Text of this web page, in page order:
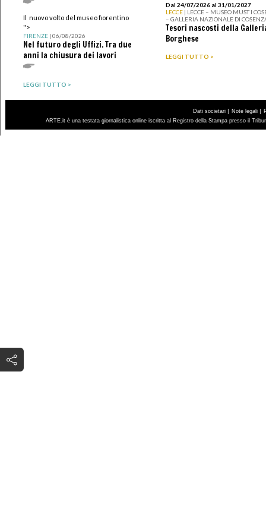
Il nuovo volto del museo fiorentino
">
FIRENZE| 06/08/2026
Nel futuro degli Uffizi. Tra due
anni la chiusura dei lavori
LEGGI TUTTO >
Dal 24/07/2026 al 31/01/2027
LECCE | LECCE – MUSEO MUST I
– GALLERIA NAZIONALE DI
Tesori nascosti della
Borghese
LEGGI TUTTO >
Dati societari | Note legali |
ARTE.it è una testata giornalistica online iscritta al Registro della Stampa presso il